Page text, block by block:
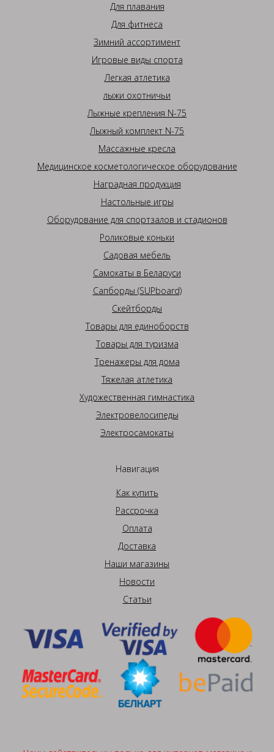
Для плавания
Для фитнеса
Зимний ассортимент
Игровые виды спорта
Легкая атлетика
лыжи охотничьи
Лыжные крепления N-75
Лыжный комплект N-75
Массажные кресла
Медицинское косметологическое оборудование
Наградная продукция
Настольные игры
Оборудование для спортзалов и стадионов
Роликовые коньки
Садовая мебель
Самокаты в Беларуси
Сапборды (SUPboard)
Скейтборды
Товары для единоборств
Товары для туризма
Тренажеры для дома
Тяжелая атлетика
Художественная гимнастика
Электровелосипеды
Электросамокаты
Навигация
Как купить
Рассрочка
Оплата
Доставка
Наши магазины
Новости
Статьи